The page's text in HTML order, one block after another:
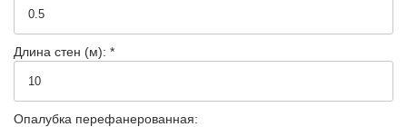
Длина стен (м): *
Опалубка перефанерованная: